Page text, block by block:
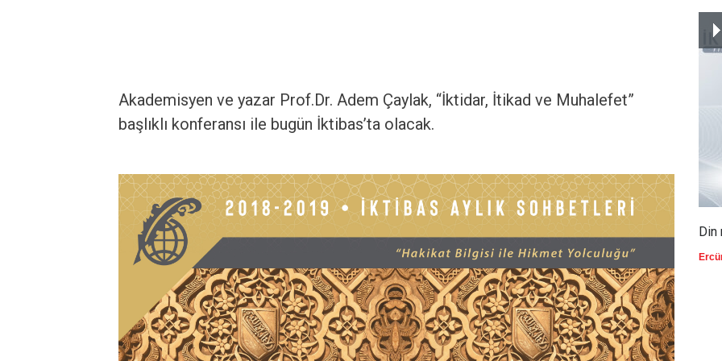
Akademisyen ve yazar Prof.Dr. Adem Çaylak, “İktidar, İtikad ve Muhalefet”
başlıklı konferansı ile bugün İktibas’ta olacak.
Din